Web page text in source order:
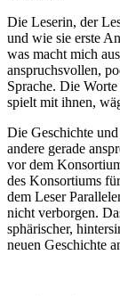
Die Leserin, der
und wie sie ers­te
was macht mich
anspruchs­vol­len,
Sprache. Die
spielt mit ihnen,
Die Geschichte
ande­re gera­de
vor dem
des Konsortiums
dem Leser
nicht ver­bor­gen.
sphä­ri­scher,
neu­en Geschichte